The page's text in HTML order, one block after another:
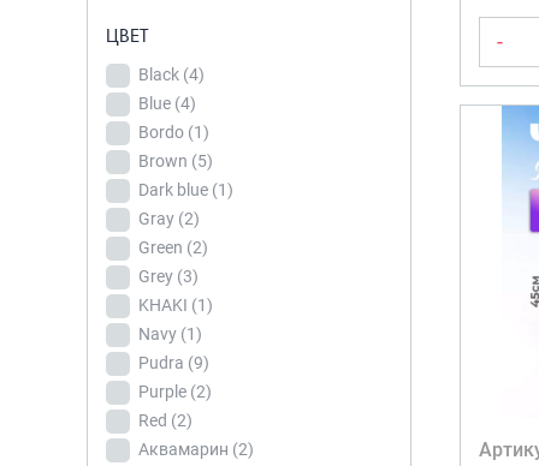
с пропиткой
ПП-Н-
полипропилен(неубиваемый)
Dark blue
Gray (2)
(2)
Grey(3)
KHAKI
Navy (1)
Pudra
Purple (2)
Red
(2)
Аквамарин
Бежевый
Белый (17)
ЦЕНА ТОВАРА
450 ₽
450 9 275
ЦВЕТ
Black (4)
Blue (4)
Bordo (1)
Brown (5)
Dark blue (1)
Gray (2)
Green (2)
Grey (3)
KHAKI (1)
Navy (1)
Pudra (9)
Purple (2)
Red (2)
Аквамарин (2)
-